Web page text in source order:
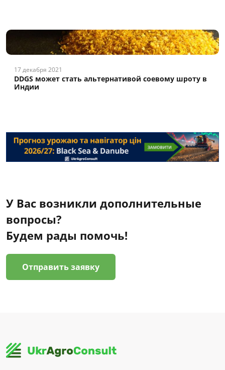
17 декабря 2021
DDGS может стать альтернативой соевому шроту в
Индии
У Вас возникли дополнительные
вопросы?
Будем рады помочь!
Отправить заявку